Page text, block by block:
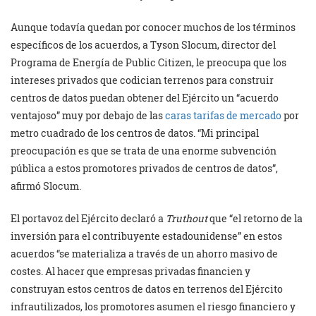
Aunque todavía quedan por conocer muchos de los términos
específicos de los acuerdos, a Tyson Slocum, director del
Programa de Energía de Public Citizen, le preocupa que los
intereses privados que codician terrenos para construir
centros de datos puedan obtener del Ejército un “acuerdo
ventajoso” muy por debajo de lascaras tarifas de mercadopor
metro cuadrado de los centros de datos. “Mi principal
preocupación es que se trata de una enorme subvención
pública a estos promotores privados de centros de datos”,
afirmó Slocum.
El portavoz del Ejército declaró a Truthoutque “el retorno de la
inversión para el contribuyente estadounidense” en estos
acuerdos “se materializa a través de un ahorro masivo de
costes. Al hacer que empresas privadas financien y
construyan estos centros de datos en terrenos del Ejército
infrautilizados, los promotores asumen el riesgo financiero y